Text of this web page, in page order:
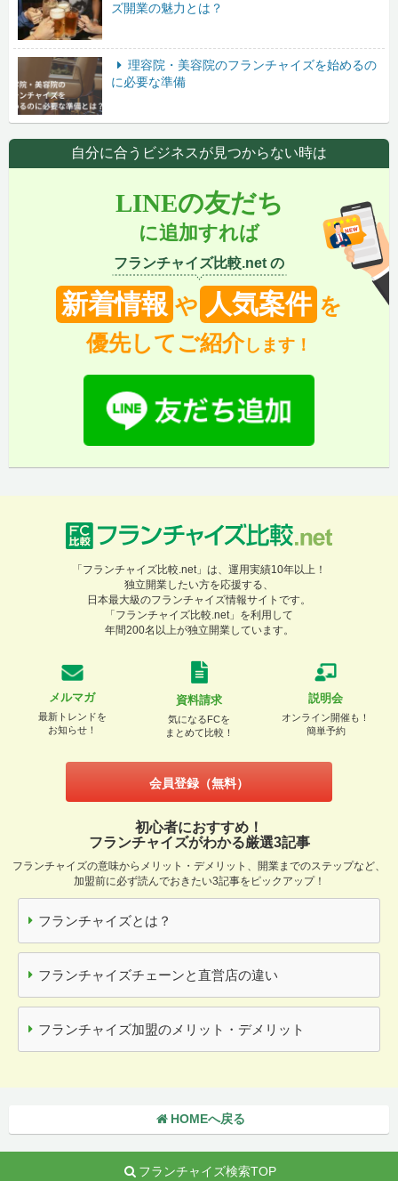
ズ開業の魅力とは？
理容院・美容院のフランチャイズを始めるの
に必要な準備
自分に合うビジネスが見つからない時は
LINEの友だち
に追加すれば
フランチャイズ比較.net の
新着情報 や 人気案件 を
優先してご紹介します！
「フランチャイズ比較.net」は、運用実績10年以上！
独立開業したい方を応援する、
日本最大級のフランチャイズ情報サイトです。
「フランチャイズ比較.net」を利用して
年間200名以上が独立開業しています。
メルマガ
最新トレンドを
お知らせ！
資料請求
気になるFCを
まとめて比較！
説明会
オンライン開催も！
簡単予約
会員登録（無料）
初心者におすすめ！
フランチャイズがわかる厳選3記事
フランチャイズの意味からメリット・デメリット、開業までのステップなど、
加盟前に必ず読んでおきたい3記事をピックアップ！
フランチャイズとは？
フランチャイズチェーンと直営店の違い
フランチャイズ加盟のメリット・デメリット
HOMEへ戻る
フランチャイズ検索TOP